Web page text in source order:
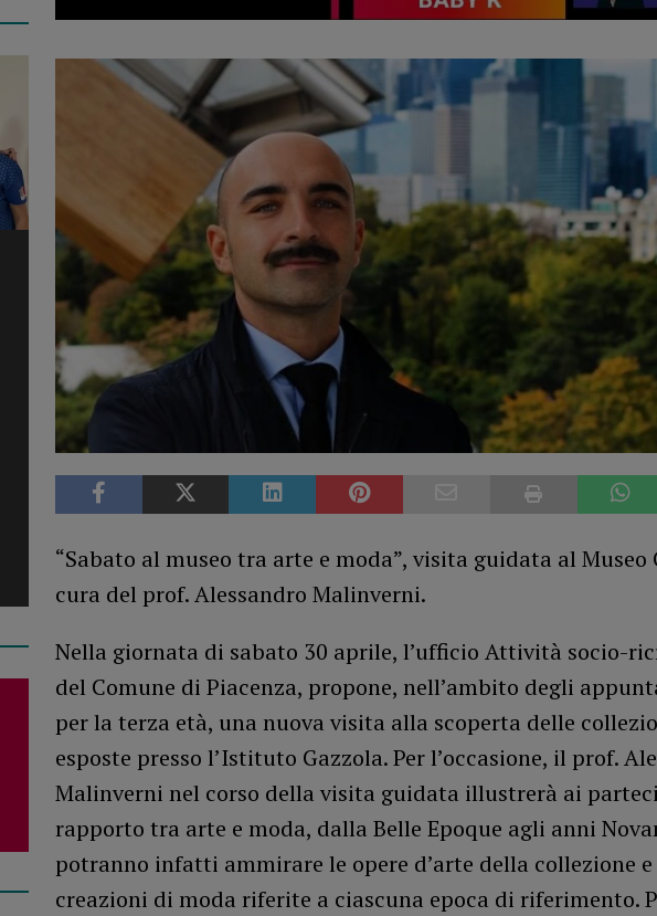
“Sabato al museo tra arte e moda”, visita guidata al Museo
cura del prof. Alessandro Malinverni.
Nella giornata di sabato 30 aprile, l’ufficio Attività socio-
del Comune di Piacenza, propone, nell’ambito degli
per la terza età, una nuova visita alla scoperta delle
esposte presso l’Istituto Gazzola. Per l’occasione, il prof.
Malinverni nel corso della visita guidata illustrerà ai
rapporto tra arte e moda, dalla Belle Epoque agli anni
potranno infatti ammirare le opere d’arte della collezione e
creazioni di moda riferite a ciascuna epoca di riferimento.